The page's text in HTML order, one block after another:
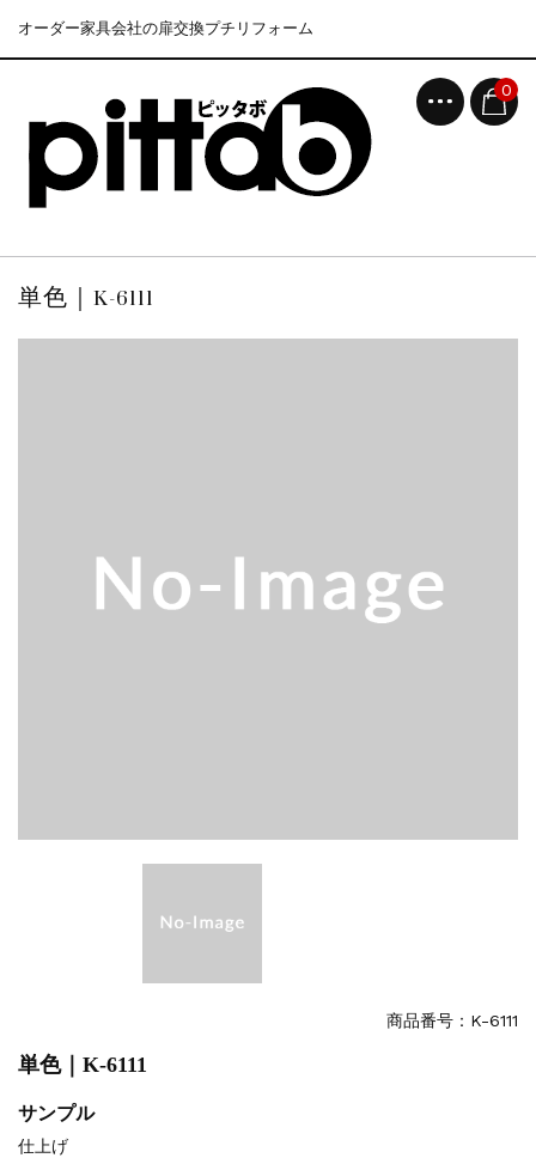
オーダー家具会社の扉交換プチリフォーム
0
単色｜K-6111
商品番号：K-6111
単色｜K-6111
サンプル
仕上げ